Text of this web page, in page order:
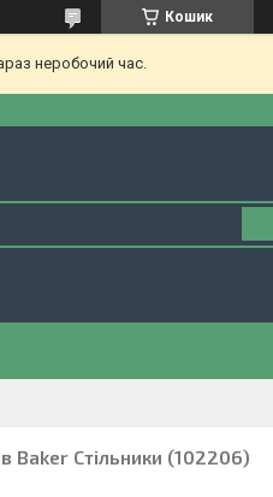
Кошик
неробочий час.
Baker Стільники (102206)